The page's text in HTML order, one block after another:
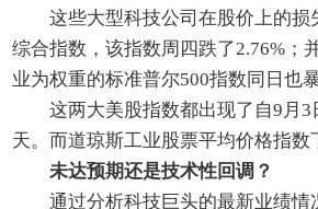
这些大型科技公司在股价上的损
综合指数，该指数周四跌了2.76%；
业为权重的标准普尔500指数同日也暴
这两大美股指数都出现了自9月3
天。而道琼斯工业股票平均价格指数
未达预期还是技术性回调？
通过分析科技巨头的最新业绩情